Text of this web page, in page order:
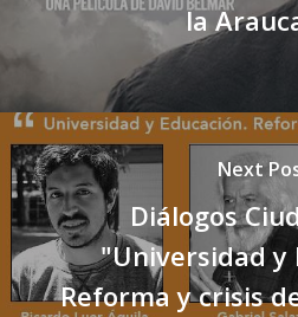
la
Next
Diálogos
"Universidad y
Reforma y crisis